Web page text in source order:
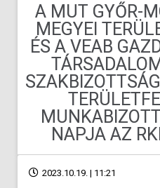
A MUT GYŐR-
MEGYEI
ÉS A VEAB
NAPJA AZ
2023.10.19. | 11:21